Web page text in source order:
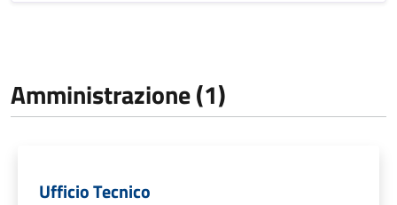
Amministrazione (1)
Ufficio Tecnico